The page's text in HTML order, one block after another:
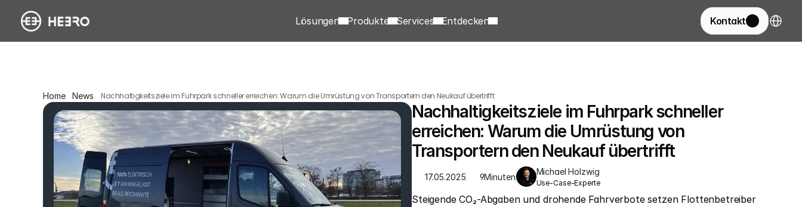
Lösungen Produkte Services Entdecken Kontakt Select
Home News Nachhaltigkeitsziele im Fuhrpark schneller erreichen: Warum die Umrüstung von Transportern den Neukauf übertrifft
Nachhaltigkeitsziele im Fuhrpark schneller
erreichen: Warum die Umrüstung von
Transportern den Neukauf übertrifft
17.05.2025 9Minuten
Michael Holzwig
Use-Case-Experte
Steigende CO₂-Abgaben und drohende Fahrverbote setzen Flottenbetreiber